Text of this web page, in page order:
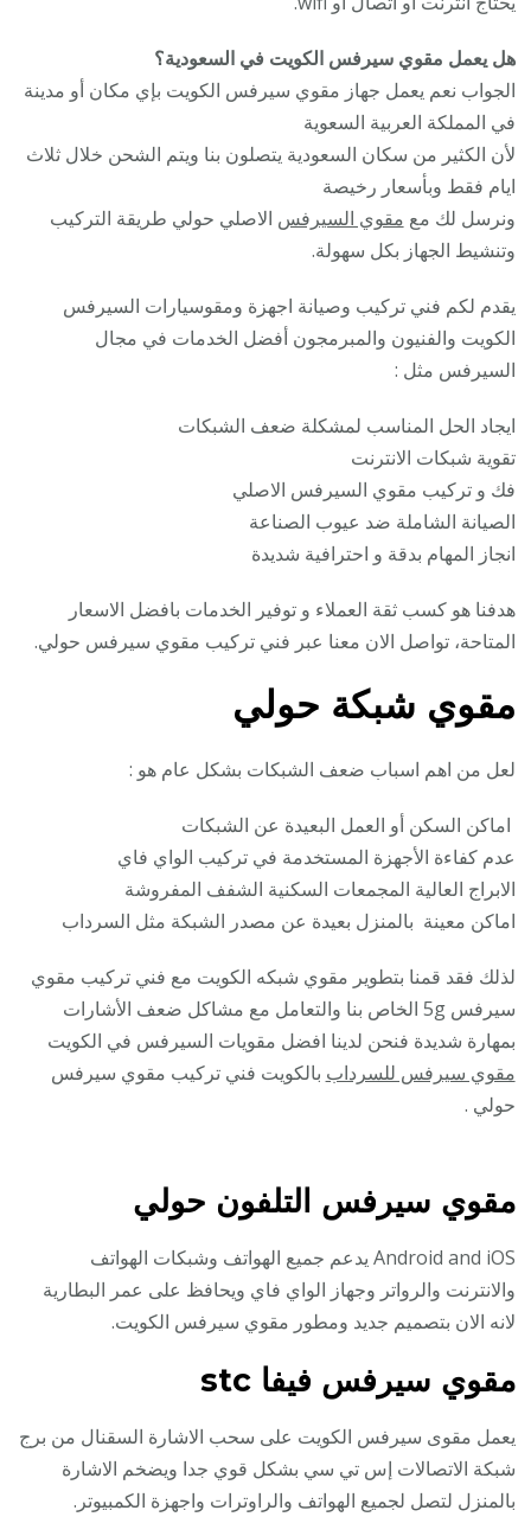
هل يعمل مقوي سيرفس الكويت في السعودية؟
الجواب نعم يعمل جهاز مقوي سيرفس الكويت بإي مكان أو مدينة
في المملكة العربية السعوية
لأن الكثير من سكان السعودية يتصلون بنا ويتم الشحن خلال ثلاث
ايام فقط وبأسعار رخيصة
ونرسل لك مع مقوي السيرفس الاصلي حولي طريقة التركيب
وتنشيط الجهاز بكل سهولة.
يقدم لكم فني تركيب وصيانة اجهزة ومقوسيارات السيرفس
الكويت والفنيون والمبرمجون أفضل الخدمات في مجال
السيرفس مثل :
ايجاد الحل المناسب لمشكلة ضعف الشبكات
تقوية شبكات الانترنت
فك و تركيب مقوي السيرفس الاصلي
الصيانة الشاملة ضد عيوب الصناعة
انجاز المهام بدقة و احترافية شديدة
هدفنا هو كسب ثقة العملاء و توفير الخدمات بافضل الاسعار
المتاحة، تواصل الان معنا عبر فني تركيب مقوي سيرفس حولي.
مقوي شبكة حولي
لعل من اهم اسباب ضعف الشبكات بشكل عام هو :
اماكن السكن أو العمل البعيدة عن الشبكات
عدم كفاءة الأجهزة المستخدمة في تركيب الواي فاي
الابراج العالية المجمعات السكنية الشفف المفروشة
اماكن معينة بالمنزل بعيدة عن مصدر الشبكة مثل السرداب
لذلك فقد قمنا بتطوير مقوي شبكه الكويت مع فني تركيب مقوي
سيرفس 5g الخاص بنا والتعامل مع مشاكل ضعف الأشارات
بمهارة شديدة فنحن لدينا افضل مقويات السيرفس في الكويت
مقوي سيرفس للسرداب بالكويت فني تركيب مقوي سيرفس
حولي .
مقوي سيرفس التلفون حولي
Android and iOS يدعم جميع الهواتف وشبكات الهواتف
والانترنت والرواتر وجهاز الواي فاي ويحافظ على عمر البطارية
لانه الان بتصميم جديد ومطور مقوي سيرفس الكويت.
مقوي سيرفس فيفا stc
يعمل مقوى سيرفس الكويت على سحب الاشارة السقنال من برج
شبكة الاتصالات إس تي سي بشكل قوي جدا ويضخم الاشارة
بالمنزل لتصل لجميع الهواتف والراوترات واجهزة الكمبيوتر.